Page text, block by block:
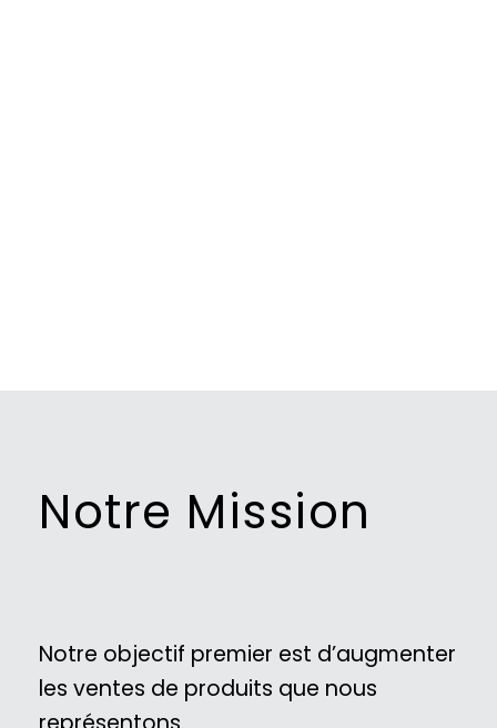
Notre Mission
Notre objectif premier est d’augmenter
les ventes de produits que nous